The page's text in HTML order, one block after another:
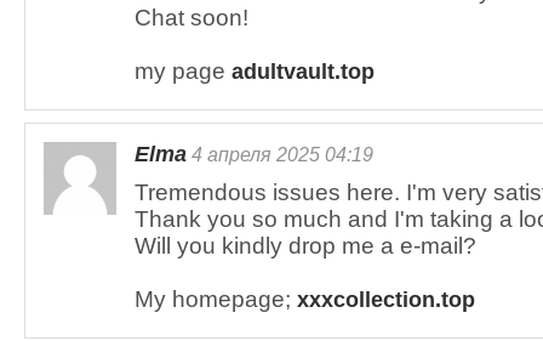
Chat soon!
my page adultvault.top
Elma 4 апреля 2025 04:19
Tremendous issues here. I'm very
Thank you so much and I'm taking a
Will you kindly drop me a e-mail?
My homepage; xxxcollection.top